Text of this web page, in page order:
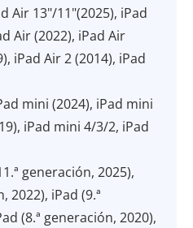
Air 13"/11"(2025), iPad
Air (2022), iPad Air
iPad Air 2 (2014), iPad
mini (2024), iPad mini
iPad mini 4/3/2, iPad
generación, 2025),
2022), iPad (9.ª
(8.ª generación, 2020),